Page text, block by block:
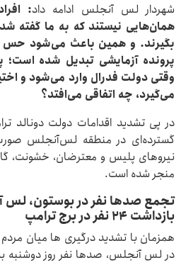
شهردار لس آنجلس ادامه داد:
همان‌هایی نیستند که به ما گفته
بگیرند. و همین باعث می‌شود حس
پرونده آزمایشی تبدیل شده است؛
وقتی دولت فدرال وارد می‌شود و
می‌گیرد، چه اتفاقی می‌افتد؟
در پی تشدید اقدامات دولت دونالد
گسترده‌ای در منطقه لس‌آنجلس
نیروهای پلیس و معترضان، خشونت،
منجر شده است.
تجمع صدها نفر در بوستون، لس
بازداشت ۲۴ نفر در برج ترامپ
همزمان با تشدید درگیری ها میان
در لس آنجلس، صدها نفر روز